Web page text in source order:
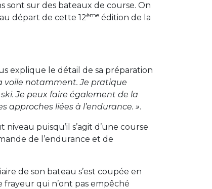
sont sur des bateaux de course. On
départ de cette 12ème édition de la
explique le détail de sa préparation
voile notamment. Je pratique
Je peux faire également de la
approches liées à l’endurance. ».
puisqu’il s’agit d’une course
de l’endurance et de
de son bateau s’est coupée en
frayeur qui n’ont pas empêché